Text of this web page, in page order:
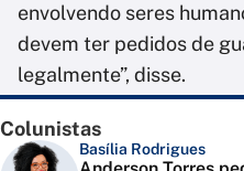
envolvendo seres
devem ter pedidos de
legalmente”, disse.
Colunistas
Basília Rodrigues